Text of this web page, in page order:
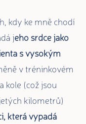
kdy ke mně chodí
jeho srdce jako
s vysokým
v tréninkovém
kole (což jsou
kilometrů)
která vypadá